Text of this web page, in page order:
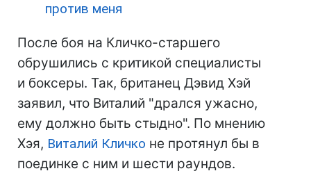
против меня
После боя на Кличко-старшего
обрушились с критикой специалисты
и боксеры. Так, британец Дэвид Хэй
заявил, что Виталий "дрался ужасно,
ему должно быть стыдно". По мнению
Хэя, Виталий Кличко не протянул бы в
поединке с ним и шести раундов.